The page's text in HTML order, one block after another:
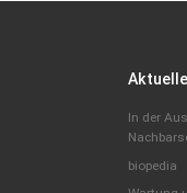
In der
biopedia